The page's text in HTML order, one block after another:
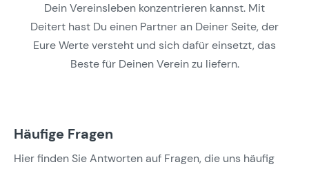
Dein Vereinsleben konzentrieren kannst. Mit
Deitert hast Du einen Partner an Deiner Seite, der
Eure Werte versteht und sich dafür einsetzt, das
Beste für Deinen Verein zu liefern.
Häufige Fragen
Hier finden Sie Antworten auf Fragen, die uns häufig